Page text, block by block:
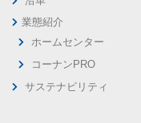
業態紹介
ホームセンター
コーナンPRO
サステナビリティ